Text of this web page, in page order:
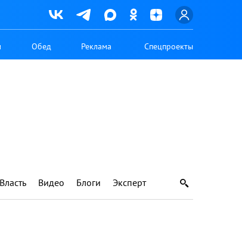
Обед Реклама Спецпроекты
Власть Видео Блоги Эксперт